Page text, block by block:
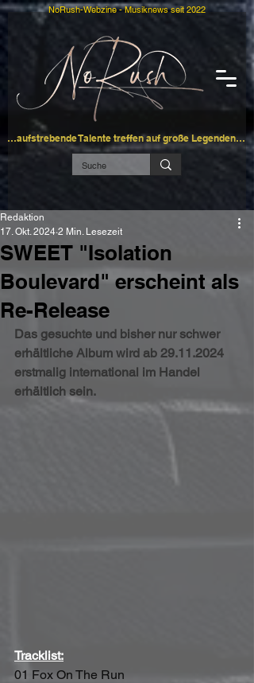
…aufstrebende Talente treffen auf große Legenden…
NoRush-Webzine - Musiknews seit 2022
SWEET "Isolation
Boulevard" erscheint als
Re-Release
Redaktion
17. Okt. 2024 2 Min. Lesezeit
Das gesuchte und bisher nur schwer
erhältliche Album wird ab 29.11.2024
erstmalig international im Handel
erhältlich sein.
Tracklist:
01 Fox On The Run